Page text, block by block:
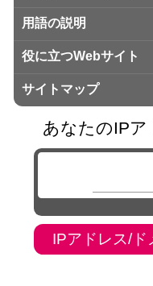
用語の説明
役に立つWebサイト
サイトマップ
あなたのIPア